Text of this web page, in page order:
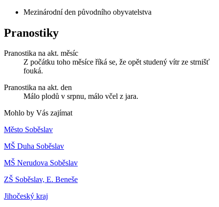
Mezinárodní den původního obyvatelstva
Pranostiky
Pranostika na akt. měsíc
Z počátku toho měsíce říká se, že opět studený vítr ze strnišť
fouká.
Pranostika na akt. den
Málo plodů v srpnu, málo včel z jara.
Mohlo by Vás zajímat
Město Soběslav
MŠ Duha Soběslav
MŠ Nerudova Soběslav
ZŠ Soběslav, E. Beneše
Jihočeský kraj